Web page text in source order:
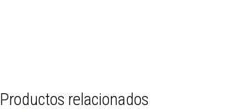
Productos relacionados